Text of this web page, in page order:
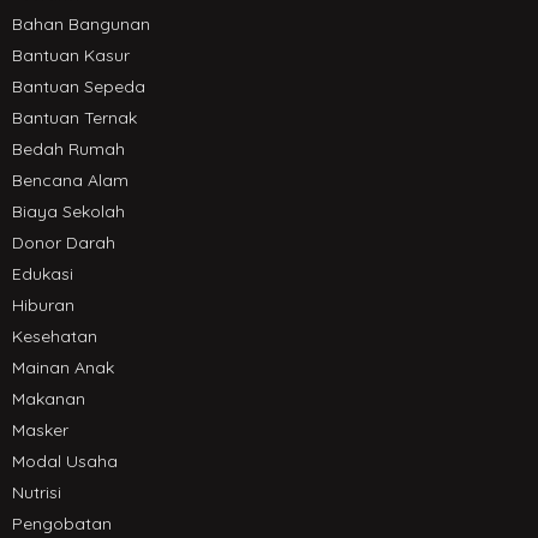
Bahan Bangunan
Bantuan Kasur
Bantuan Sepeda
Bantuan Ternak
Bedah Rumah
Bencana Alam
Biaya Sekolah
Donor Darah
Edukasi
Hiburan
Kesehatan
Mainan Anak
Makanan
Masker
Modal Usaha
Nutrisi
Pengobatan